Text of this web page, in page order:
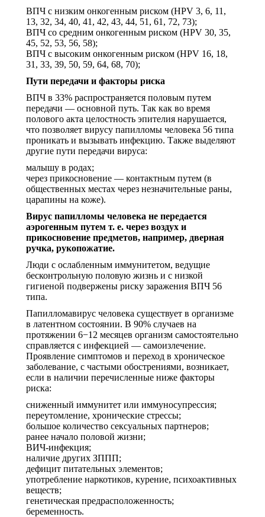
ВПЧ с низким онкогенным риском (HPV 3, 6, 11,
13, 32, 34, 40, 41, 42, 43, 44, 51, 61, 72, 73);
ВПЧ со средним онкогенным риском (HPV 30, 35,
45, 52, 53, 56, 58);
ВПЧ с высоким онкогенным риском (HPV 16, 18,
31, 33, 39, 50, 59, 64, 68, 70);
Пути передачи и факторы риска
ВПЧ в 33% распространяется половым путем
передачи — основной путь. Так как во время
полового акта целостность эпителия нарушается,
что позволяет вирусу папилломы человека 56 типа
проникать и вызывать инфекцию. Также выделяют
другие пути передачи вируса:
малышу в родах;
через прикосновение — контактным путем (в
общественных местах через незначительные раны,
царапины на коже).
Вирус папилломы человека не передается
аэрогенным путем т. е. через воздух и
прикосновение предметов, например, дверная
ручка, рукопожатие.
Люди с ослабленным иммунитетом, ведущие
бесконтрольную половую жизнь и с низкой
гигиеной подвержены риску заражения ВПЧ 56
типа.
Папилломавирус человека существует в организме
в латентном состоянии. В 90% случаев на
протяжении 6−12 месяцев организм самостоятельно
справляется с инфекцией — самоизлечение.
Проявление симптомов и переход в хроническое
заболевание, с частыми обострениями, возникает,
если в наличии перечисленные ниже факторы
риска:
сниженный иммунитет или иммуносупрессия;
переутомление, хронические стрессы;
большое количество сексуальных партнеров;
ранее начало половой жизни;
ВИЧ-инфекция;
наличие других ЗППП;
дефицит питательных элементов;
употребление наркотиков, курение, психоактивных
веществ;
генетическая предрасположенность;
беременность.